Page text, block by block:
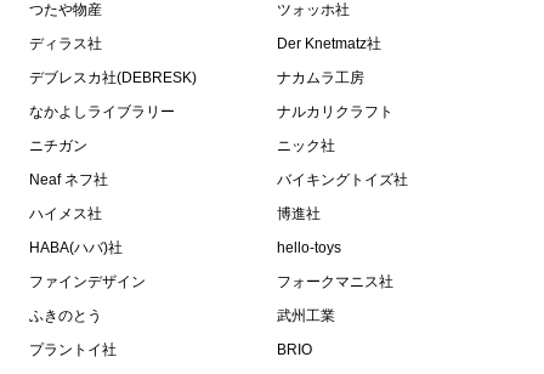
つたや物産
ツォッホ社
ディラス社
Der Knetmatz社
デブレスカ社(DEBRESK)
ナカムラ工房
なかよしライブラリー
ナルカリクラフト
ニチガン
ニック社
Neaf ネフ社
バイキングトイズ社
ハイメス社
博進社
HABA(ハバ)社
hello-toys
ファインデザイン
フォークマニス社
ふきのとう
武州工業
プラントイ社
BRIO